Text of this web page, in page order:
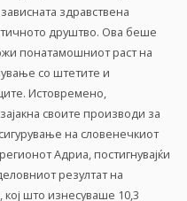
здравствена
друштво. Ова беше
понатамошниот раст на
со штетите и
Истовремено,
своите производи за
на словенечкиот
Адриа, постигнувајќи
резултат на
што изнесуваше 10,3